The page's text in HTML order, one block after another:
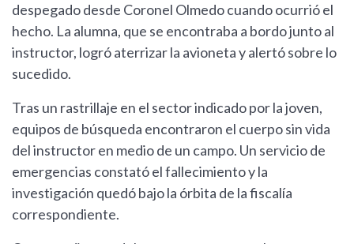
despegado desde Coronel Olmedo cuando ocurrió el
hecho. La alumna, que se encontraba a bordo junto al
instructor, logró aterrizar la avioneta y alertó sobre lo
sucedido.
Tras un rastrillaje en el sector indicado por la joven,
equipos de búsqueda encontraron el cuerpo sin vida
del instructor en medio de un campo. Un servicio de
emergencias constató el fallecimiento y la
investigación quedó bajo la órbita de la fiscalía
correspondiente.